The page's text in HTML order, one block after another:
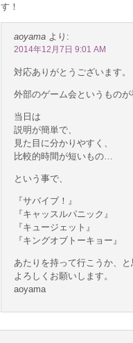
す！
aoyama より:
2014年12月7日 9:01 AM
対応ありがとうございます。
外部のゲーム会というもの
当日は
説明が簡単で、
見た目に分かりやすく、
比較的時間が短いもの…
という事で、
『サバイブ！』
『キャッスルパニック』
『キュージェット』
『キングオブトーキョー』
あたりを持って行こうか、と
よろしくお願いします。
aoyama